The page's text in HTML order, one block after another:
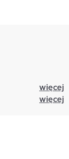
więcej
więcej